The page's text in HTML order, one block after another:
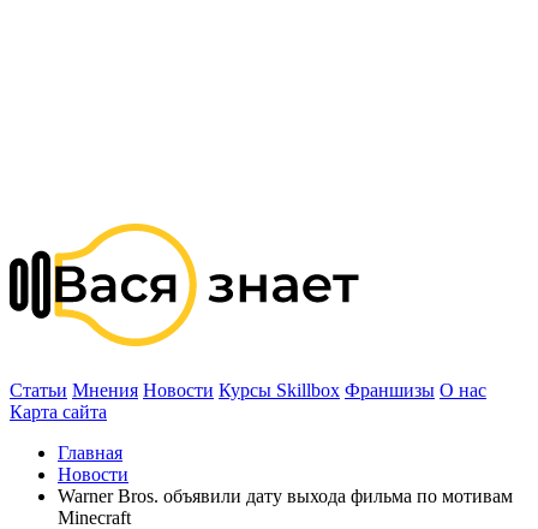
Статьи Мнения Новости Курсы Skillbox Франшизы О нас
Карта сайта
Главная
Новости
Warner Bros. объявили дату выхода фильма по мотивам
Minecraft